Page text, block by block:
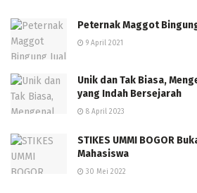
Peternak Maggot
9 April 2021
Unik dan Tak Biasa,
yang Indah Bersejarah
8 April 2023
STIKES UMMI BOGOR
Mahasiswa
30 Mei 2022